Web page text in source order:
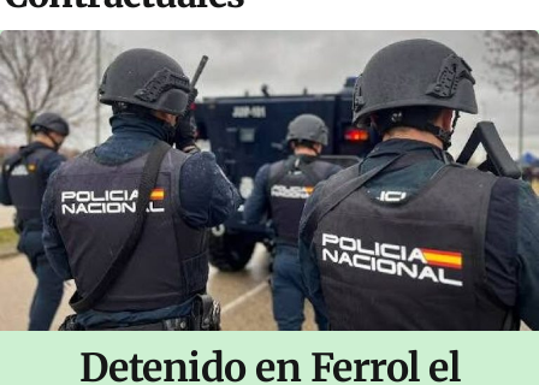
Detenido en Ferrol el